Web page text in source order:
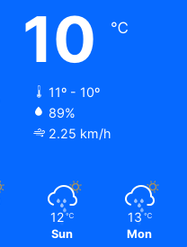
10 ℃
11º - 10º
89%
2.25 km/h
12 ℃
Sun
13 ℃
Mon